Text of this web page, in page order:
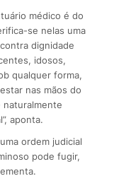
médico é do
se nelas uma
dignidade
idosos,
qualquer forma,
nas mãos do
naturalmente
aponta.
ordem judicial
pode fugir,